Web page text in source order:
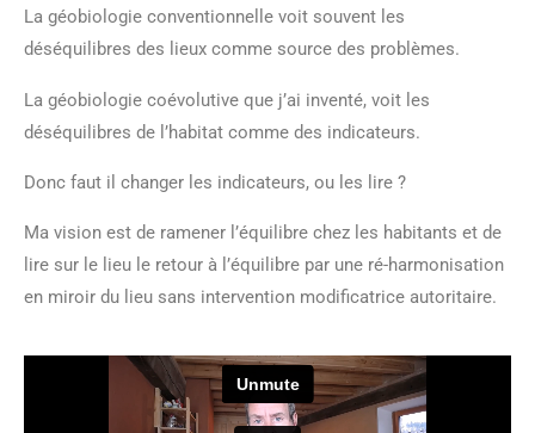
La géobiologie conventionnelle voit souvent les
déséquilibres des lieux comme source des problèmes.
La géobiologie coévolutive que j’ai inventé, voit les
déséquilibres de l’habitat comme des indicateurs.
Donc faut il changer les indicateurs, ou les lire ?
Ma vision est de ramener l’équilibre chez les habitants et de
lire sur le lieu le retour à l’équilibre par une ré-harmonisation
en miroir du lieu sans intervention modificatrice autoritaire.